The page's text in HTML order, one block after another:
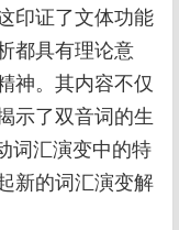
印证了文体功能
都具有理论意
神。其内容不仅
示了双音词的生
词汇演变中的特
新的词汇演变解